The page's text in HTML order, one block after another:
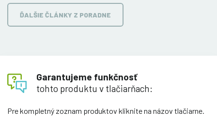
ĎALŠIE ČLÁNKY Z PORADNE
Garantujeme funkčnosť
tohto produktu v tlačiarňach:
Pre kompletný zoznam produktov kliknite na názov tlačiarne.